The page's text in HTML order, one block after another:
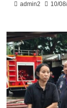
admin2 10/